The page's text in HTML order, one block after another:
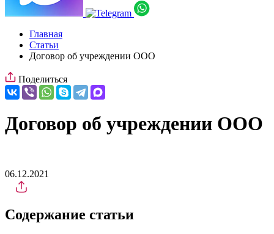
Главная
Статьи
Договор об учреждении ООО
Поделиться
Договор об учреждении ООО
06.12.2021
Содержание статьи